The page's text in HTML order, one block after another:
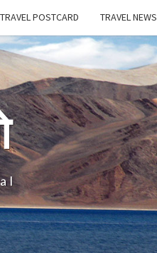
TRAVEL POSTCARD TRAVEL NEWS